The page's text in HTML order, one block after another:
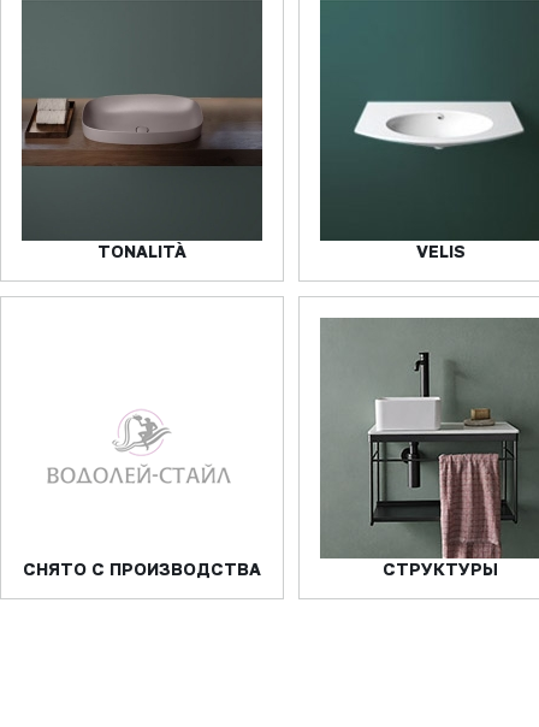
TONALITÀ VELIS
СНЯТО С ПРОИЗВОДСТВА СТРУКТУРЫ